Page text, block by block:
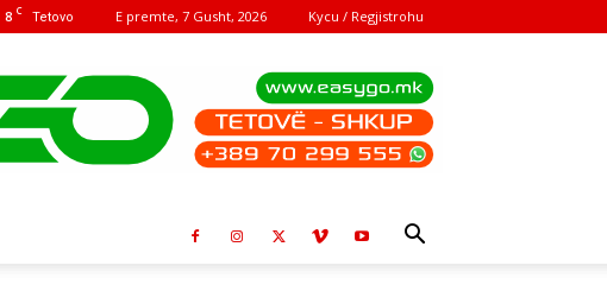
8 C Tetovo E premte, 7 Gusht, 2026 Kycu / Regjistrohu